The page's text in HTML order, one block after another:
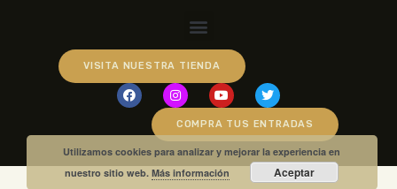
VISITA NUESTRA TIENDA
COMPRA TUS ENTRADAS
Utilizamos cookies para analizar y mejorar la experiencia en
nuestro sitio web.Más información Aceptar